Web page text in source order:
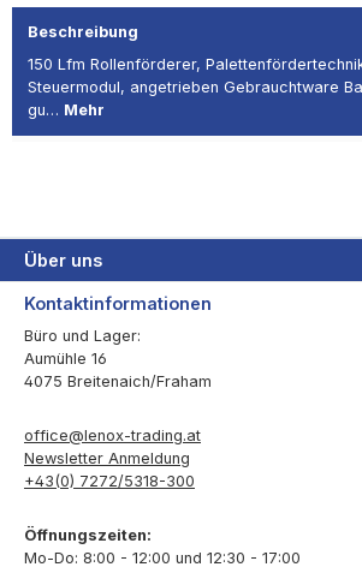
Beschreibung
150 Lfm Rollenförderer,
Steuermodul, angetrieben Gebrauchtware
gu… Mehr
Über uns
Kontaktinformationen
Büro und Lager:
Aumühle 16
4075 Breitenaich/Fraham
office@lenox-trading.at
Newsletter Anmeldung
+43(0) 7272/5318-300
Öffnungszeiten:
Mo-Do: 8:00 - 12:00 und 12:30 - 17:00